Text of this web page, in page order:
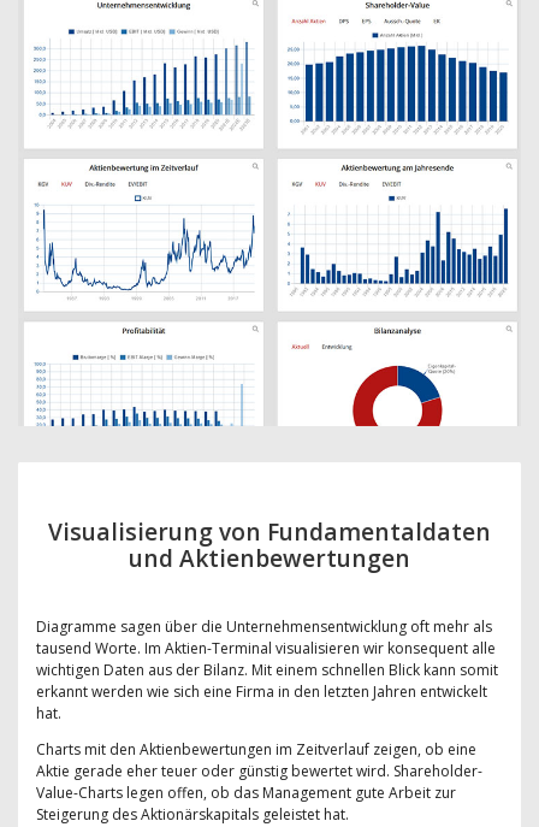
Visualisierung von Fundamentaldaten
und Aktienbewertungen
Diagramme sagen über die Unternehmensentwicklung oft mehr als
tausend Worte. Im Aktien-Terminal visualisieren wir konsequent alle
wichtigen Daten aus der Bilanz. Mit einem schnellen Blick kann somit
erkannt werden wie sich eine Firma in den letzten Jahren entwickelt
hat.
Charts mit den Aktienbewertungen im Zeitverlauf zeigen, ob eine
Aktie gerade eher teuer oder günstig bewertet wird. Shareholder-
Value-Charts legen offen, ob das Management gute Arbeit zur
Steigerung des Aktionärskapitals geleistet hat.